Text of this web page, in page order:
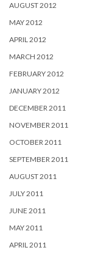
AUGUST 2012
MAY 2012
APRIL 2012
MARCH 2012
FEBRUARY 2012
JANUARY 2012
DECEMBER 2011
NOVEMBER 2011
OCTOBER 2011
SEPTEMBER 2011
AUGUST 2011
JULY 2011
JUNE 2011
MAY 2011
APRIL 2011